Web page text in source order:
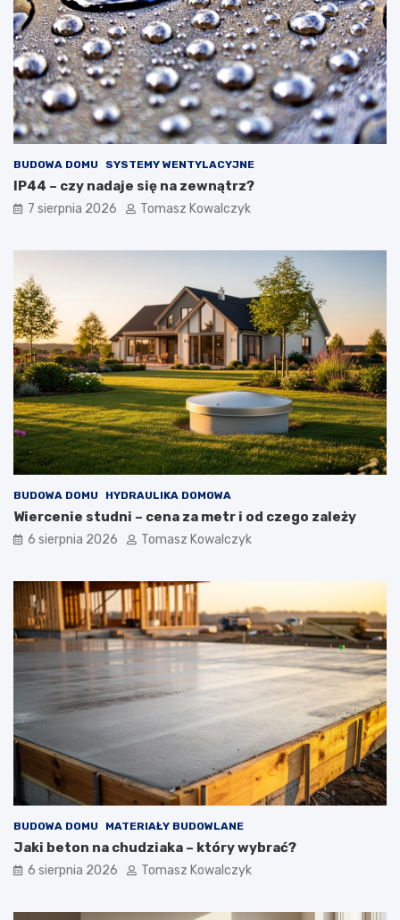
BUDOWA DOMU SYSTEMY WENTYLACYJNE
IP44 – czy nadaje się na zewnątrz?
7 sierpnia 2026 Tomasz Kowalczyk
BUDOWA DOMU HYDRAULIKA DOMOWA
Wiercenie studni – cena za metr i od czego zależy
6 sierpnia 2026 Tomasz Kowalczyk
BUDOWA DOMU MATERIAŁY BUDOWLANE
Jaki beton na chudziaka – który wybrać?
6 sierpnia 2026 Tomasz Kowalczyk